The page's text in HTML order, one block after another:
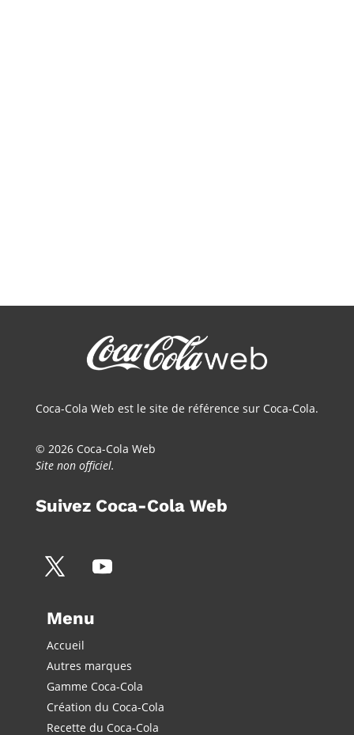
Coca-Cola Web est le site de référence sur Coca-Cola.
© 2026 Coca-Cola Web
Site non officiel.
Suivez Coca-Cola Web
Menu
Accueil
Autres marques
Gamme Coca-Cola
Création du Coca-Cola
Recette du Coca-Cola